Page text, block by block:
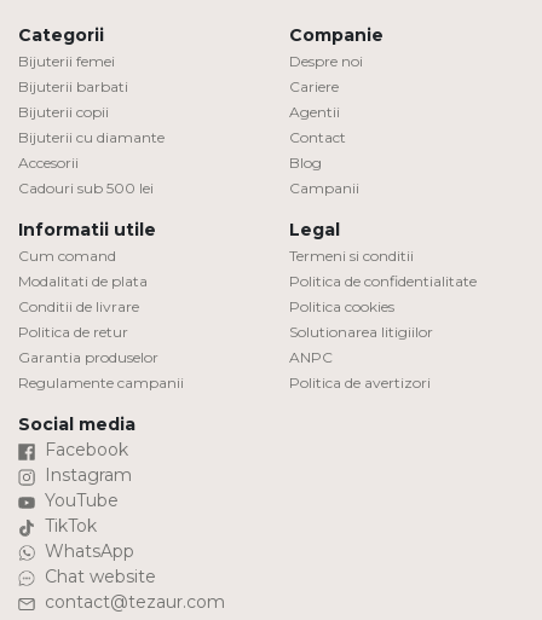
Categorii
Bijuterii femei
Bijuterii barbati
Bijuterii copii
Bijuterii cu diamante
Accesorii
Cadouri sub 500 lei
Companie
Despre noi
Cariere
Agentii
Contact
Blog
Campanii
Informatii utile
Cum comand
Modalitati de plata
Conditii de livrare
Politica de retur
Garantia produselor
Regulamente campanii
Legal
Termeni si conditii
Politica de confidentialitate
Politica cookies
Solutionarea litigiilor
ANPC
Politica de avertizori
Social media
Facebook
Instagram
YouTube
TikTok
WhatsApp
Chat website
contact@tezaur.com